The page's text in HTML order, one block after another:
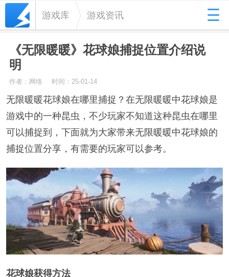
游戏库 游戏资讯
《无限暖暖》花球娘捕捉位置介绍说
明
作者：网络 时间：25-01-14
无限暖暖花球娘在哪里捕捉？在无限暖暖中花球娘是
游戏中的一种昆虫，不少玩家不知道这种昆虫在哪里
可以捕捉到，下面就为大家带来无限暖暖中花球娘的
捕捉位置分享，有需要的玩家可以参考。
花球娘获得方法